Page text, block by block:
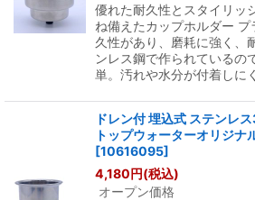
優れた耐久性とスタイリッ
ね備えたカップホルダー
久性があり、磨耗に強く、
ンレス鋼で作られているの
単。汚れや水分が付着しに
ドレン付 埋込式 ステンレ
トップウォーターオリジ
[10616095]
4,180円(税込)
オープン価格